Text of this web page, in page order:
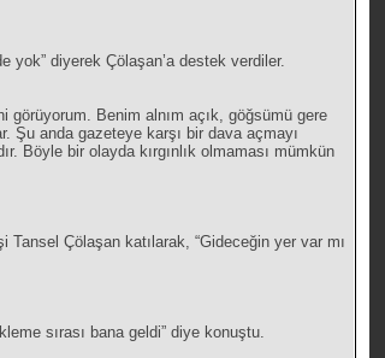
yok” diyerek Çölaşan’a destek verdiler.
görüyorum. Benim alnım açık, göğsümü gere
Şu anda gazeteye karşı bir dava açmayı
Böyle bir olayda kırgınlık olmaması mümkün
Tansel Çölaşan katılarak, “Gideceğin yer var mı
sırası bana geldi” diye konuştu.